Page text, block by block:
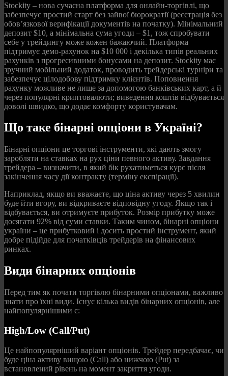
Stockity – нова сучасна платформа для онлайн-торгівлі, що
забезпечує простий старт без зайвої бюрократії (реєстрація без
обов’язкової верифікації документів на початку). Мінімальний
депозит $10, а мінімальна сума угоди – $1, тож спробувати
себе у трейдингу може кожен бажаючий. Платформа
підтримує демо-рахунок на $10 000 і декілька типів реальних
рахунків з прогресивними бонусами на депозит. Stockity має
зручний мобільний додаток, проводить трейдерські турніри та
забезпечує цілодобову підтримку клієнтів. Поповнення
рахунку можливе не лише за допомогою банківських карт, а й
через популярні криптовалюти; виведення коштів відбувається
доволі швидко, що додає комфорту користувачам.
Що таке бінарні опціони в Україні?
Бінарні опціони це торгові інструменти, які дають змогу
заробляти на ставках на рух ціни певного активу. Завдання
трейдера – визначити, в який бік рухатиметься курс після
закінчення часу дії контракту (терміну експірації).
Наприклад, якщо ви вважаєте, що ціна активу через 5 хвилин
буде йти вгору, ви відкриваєте відповідну угоду. Якщо так і
відбувається, ви отримуєте прибуток. Розмір прибутку може
досягати 92% від суми ставки. Таким чином, бінарні опціони
україни – це прибутковий і досить простий інструмент, який
добре підійде для початківців трейдерів на фінансових
ринках.
Види бінарних опціонів
Перед тим як почати торгівлю бінарними опціонами, важливо
знати про їхні види. Існує кілька видів бінарних опціонів, але
найпопулярнішими є:
High/Low (Call/Put)
Це найпопулярніший варіант опціонів. Трейдер передбачає, чи
буде ціна активу вищою (Call) або нижчою (Put) за
встановлений рівень на момент закриття угоди.